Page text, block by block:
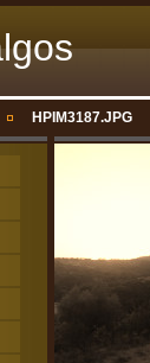
HPIM3187.JPG